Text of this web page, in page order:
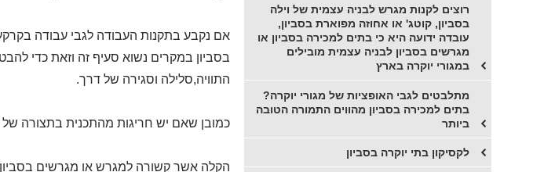
אם נקבע בתקנות העבודה לגבי עבודה
בסביון במקרים נשוא סעיף זה וזאת כדי
התוויה,סלילה וסגירה של דרך.
כמובן שאם יש חריגות מהתכנית בתצורה של
הקלה אשר קשורה למגרש או מגרשים
רוצים לקנות מגרש לבניה עצמית של וילה
בסביון, קוטג' או אחוזה מפוארת בסביון,
עובדה ידועה היא כי בתים למכירה בסביון או
מגרשים בסביון לבניה עצמית מובילים
במגורי יוקרה בארץ
מתלבטים לגבי האופציות של מגורי יוקרה?
בתים למכירה בסביון מהווים התמורה הטובה
ביותר
לקסיקון בתי יוקרה בסביון